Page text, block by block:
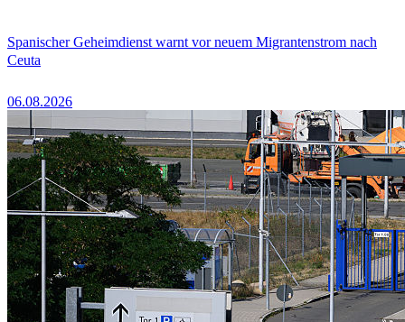
Spanischer Geheimdienst warnt vor neuem Migrantenstrom nach
Ceuta
06.08.2026